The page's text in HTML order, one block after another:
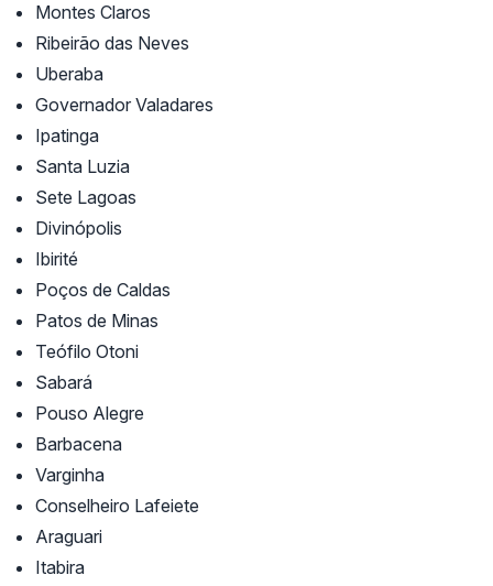
Montes Claros
Ribeirão das Neves
Uberaba
Governador Valadares
Ipatinga
Santa Luzia
Sete Lagoas
Divinópolis
Ibirité
Poços de Caldas
Patos de Minas
Teófilo Otoni
Sabará
Pouso Alegre
Barbacena
Varginha
Conselheiro Lafeiete
Araguari
Itabira